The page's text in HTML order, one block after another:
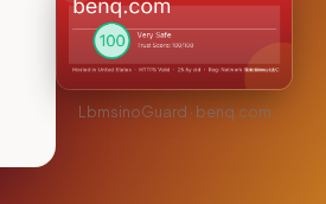
LbmsinoGuard · benq.com